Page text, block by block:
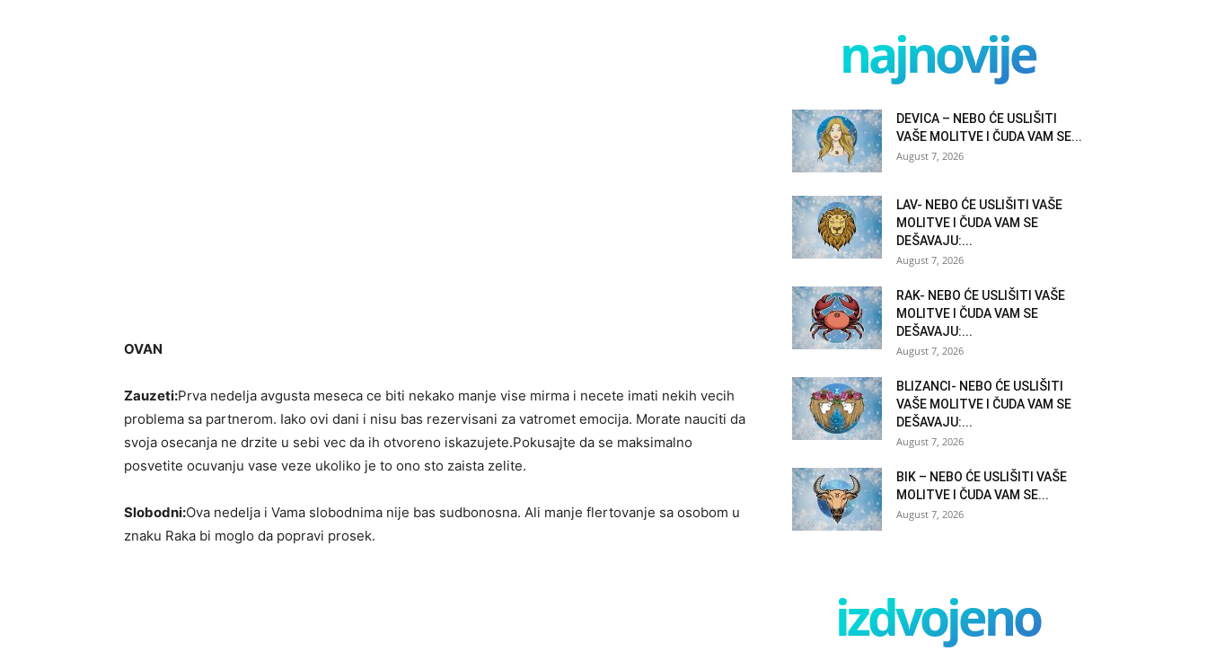
OVAN
Zauzeti:Prva nedelja avgusta meseca ce biti nekako manje vise mirma i necete imati nekih vecih
problema sa partnerom. Iako ovi dani i nisu bas rezervisani za vatromet emocija. Morate nauciti da
svoja osecanja ne drzite u sebi vec da ih otvoreno iskazujete.Pokusajte da se maksimalno
posvetite ocuvanju vase veze ukoliko je to ono sto zaista zelite.
Slobodni:Ova nedelja i Vama slobodnima nije bas sudbonosna. Ali manje flertovanje sa osobom u
znaku Raka bi moglo da popravi prosek.
najnovije
DEVICA – NEBO ĆE USLIŠITI
VAŠE MOLITVE I ČUDA VAM SE...
August 7, 2026
LAV- NEBO ĆE USLIŠITI VAŠE
MOLITVE I ČUDA VAM SE
DEŠAVAJU:...
August 7, 2026
RAK- NEBO ĆE USLIŠITI VAŠE
MOLITVE I ČUDA VAM SE
DEŠAVAJU:...
August 7, 2026
BLIZANCI- NEBO ĆE USLIŠITI
VAŠE MOLITVE I ČUDA VAM SE
DEŠAVAJU:...
August 7, 2026
BIK – NEBO ĆE USLIŠITI VAŠE
MOLITVE I ČUDA VAM SE...
August 7, 2026
izdvojeno